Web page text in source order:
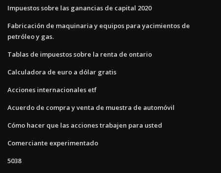
Impuestos sobre las ganancias de capital 2020
Fabricación de maquinaria y equipos para yacimientos de
petróleo y gas.
Tablas de impuestos sobre la renta de ontario
Calculadora de euro a dólar gratis
Acciones internacionales etf
Acuerdo de compra y venta de muestra de automóvil
Cómo hacer que las acciones trabajen para usted
Comerciante experimentado
5038